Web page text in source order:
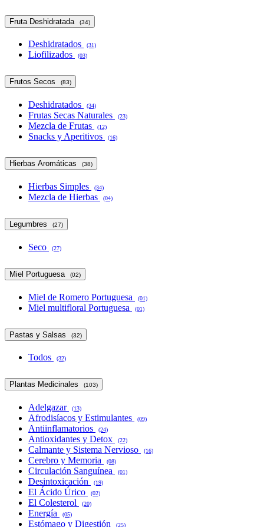
Fruta Deshidratada (34)
Deshidratados (31)
Liofilizados (03)
Frutos Secos (83)
Deshidratados (34)
Frutas Secas Naturales (23)
Mezcla de Frutas (12)
Snacks y Aperitivos (16)
Hierbas Aromáticas (38)
Hierbas Simples (34)
Mezcla de Hierbas (04)
Legumbres (27)
Seco (27)
Miel Portuguesa (02)
Miel de Romero Portuguesa (01)
Miel multifloral Portuguesa (01)
Pastas y Salsas (32)
Todos (32)
Plantas Medicinales (103)
Adelgazar (13)
Afrodisíacos y Estimulantes (09)
Antiinflamatorios (24)
Antioxidantes y Detox (22)
Calmante y Sistema Nervioso (16)
Cerebro y Memoria (08)
Circulación Sanguínea (01)
Desintoxicación (19)
El Ácido Úrico (02)
El Colesterol (20)
Energía (05)
Estómago y Digestión (25)